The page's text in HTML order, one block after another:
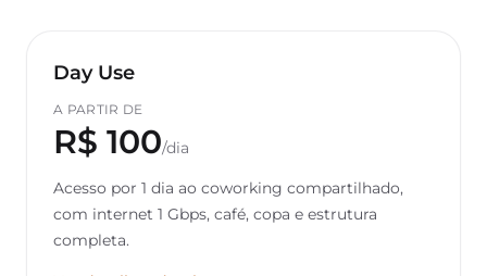
Day Use
A PARTIR DE
R$ 100/dia
Acesso por 1 dia ao coworking compartilhado,
com internet 1 Gbps, café, copa e estrutura
completa.